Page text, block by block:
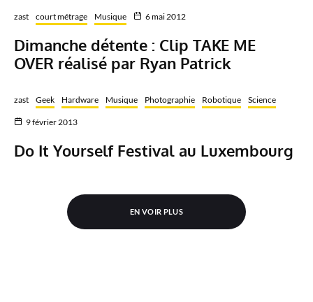
zast court métrage Musique 6 mai 2012
Dimanche détente : Clip TAKE ME
OVER réalisé par Ryan Patrick
zast Geek Hardware Musique Photographie Robotique Science
9 février 2013
Do It Yourself Festival au Luxembourg
EN VOIR PLUS